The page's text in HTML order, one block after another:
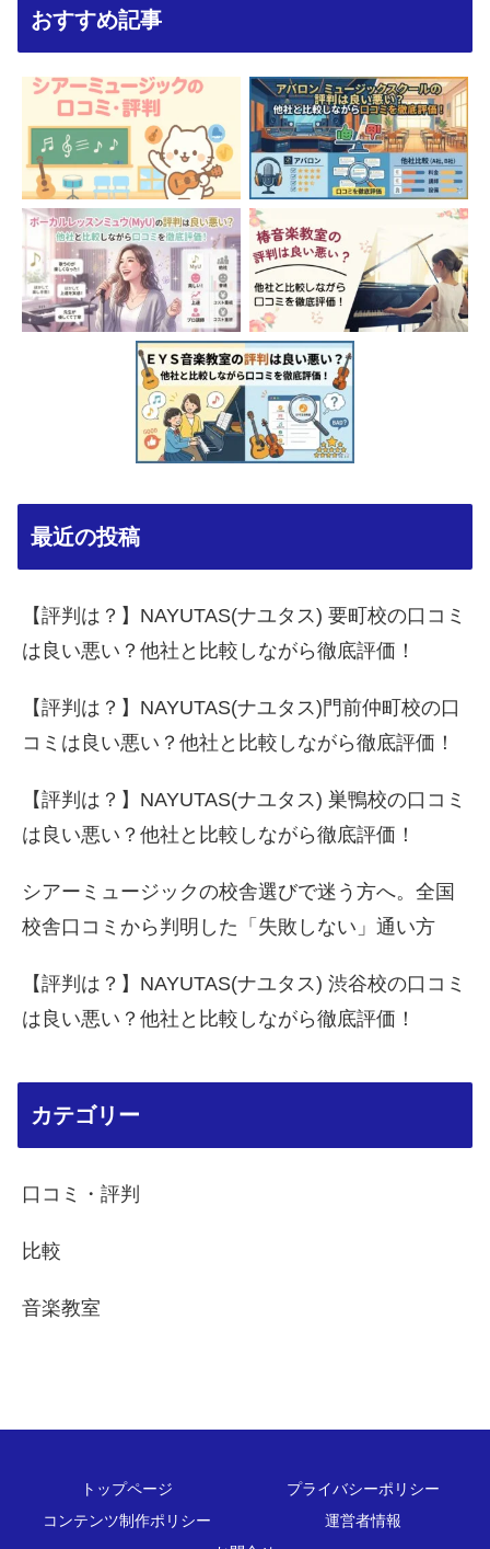
おすすめ記事
最近の投稿
【評判は？】NAYUTAS(ナユタス) 要町校の口コミ
は良い悪い？他社と比較しながら徹底評価！
【評判は？】NAYUTAS(ナユタス)門前仲町校の口
コミは良い悪い？他社と比較しながら徹底評価！
【評判は？】NAYUTAS(ナユタス) 巣鴨校の口コミ
は良い悪い？他社と比較しながら徹底評価！
シアーミュージックの校舎選びで迷う方へ。全国
校舎口コミから判明した「失敗しない」通い方
【評判は？】NAYUTAS(ナユタス) 渋谷校の口コミ
は良い悪い？他社と比較しながら徹底評価！
カテゴリー
口コミ・評判
比較
音楽教室
トップページ
プライバシーポリシー
コンテンツ制作ポリシー
運営者情報